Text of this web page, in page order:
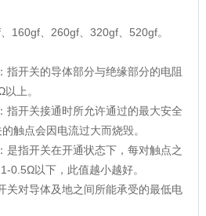
160gf、260gf、320gf、520gf。
：指开关的导体部分与绝缘部分的电阻
上。
指开关接通时所允许通过的最大安全
触点会因电流过大而烧毁。
：是指开关在开通状态下，每对触点之
0.5Ω以下，此值越小越好。
关对导体及地之间所能承受的最低电